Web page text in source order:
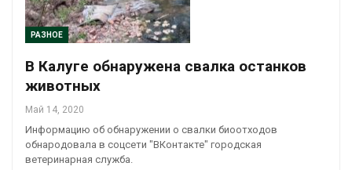
РАЗНОЕ
В Калуге обнаружена свалка останков
животных
Май 14, 2020
Информацию об обнаружении о свалки биоотходов
обнародовала в соцсети "ВКонтакте" городская
ветеринарная служба.